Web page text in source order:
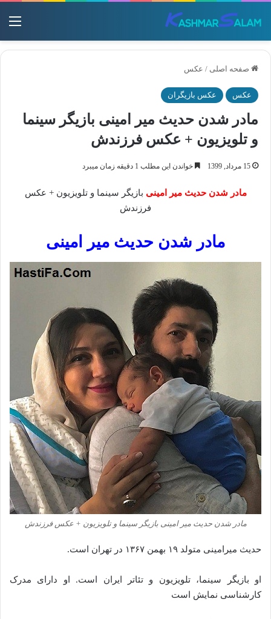
صفحه اصلی / عکس
عکس عکس بازیگران
مادر شدن حدیث میر امینی بازیگر سینما
و تلویزیون + عکس فرزندش
15 مرداد, 1399 خواندن این مطلب 1 دقیقه زمان میبرد
مادر شدن حدیث میر امینی بازیگر سینما و تلویزیون + عکس
فرزندش
مادر شدن حدیث میر امینی
مادر شدن حدیث میر امینی بازیگر سینما و تلویزیون + عکس فرزندش
حدیث میرامینی متولد ۱۹ بهمن ۱۳۶۷ در تهران است.
او بازیگر سینما، تلویزیون و تئاتر ایران است. او دارای مدرک
کارشناسی نمایش است